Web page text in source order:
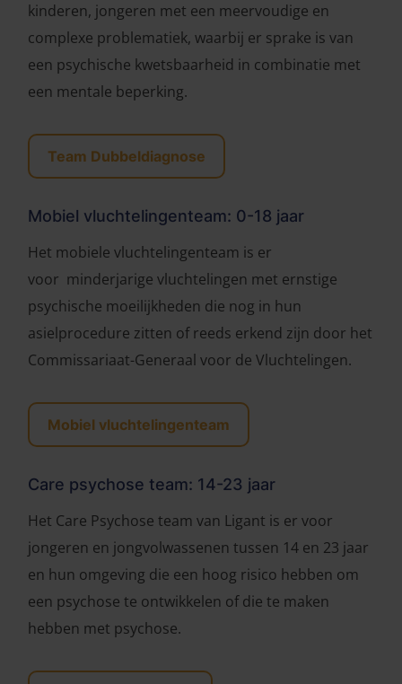
kinderen, jongeren met een meervoudige en
complexe problematiek, waarbij er sprake is van
een psychische kwetsbaarheid in combinatie met
een mentale beperking.
Team Dubbeldiagnose
Mobiel vluchtelingenteam: 0-18 jaar
Het mobiele vluchtelingenteam is er
voor minderjarige vluchtelingen met ernstige
psychische moeilijkheden die nog in hun
asielprocedure zitten of reeds erkend zijn door het
Commissariaat-Generaal voor de Vluchtelingen.
Mobiel vluchtelingenteam
Care psychose team: 14-23 jaar
Het Care Psychose team van Ligant is er voor
jongeren en jongvolwassenen tussen 14 en 23 jaar
en hun omgeving die een hoog risico hebben om
een psychose te ontwikkelen of die te maken
hebben met psychose.